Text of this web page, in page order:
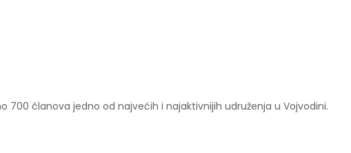
700 članova jedno od najvećih i najaktivnijih udruženja u Vojvodini.